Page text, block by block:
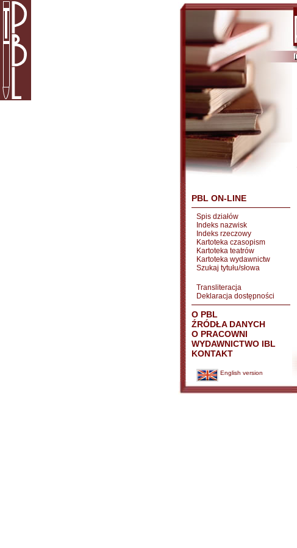
PBL ON-LINE
Spis działów
Indeks nazwisk
Indeks rzeczowy
Kartoteka czasopism
Kartoteka teatrów
Kartoteka wydawnictw
Szukaj tytułu/słowa
Transliteracja
Deklaracja dostępności
O PBL
ŹRÓDŁA DANYCH
O PRACOWNI
WYDAWNICTWO IBL
KONTAKT
English version